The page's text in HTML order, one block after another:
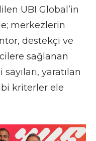
UBI Global’in
merkezlerin
destekçi ve
sağlanan
yaratılan
kriterler ele